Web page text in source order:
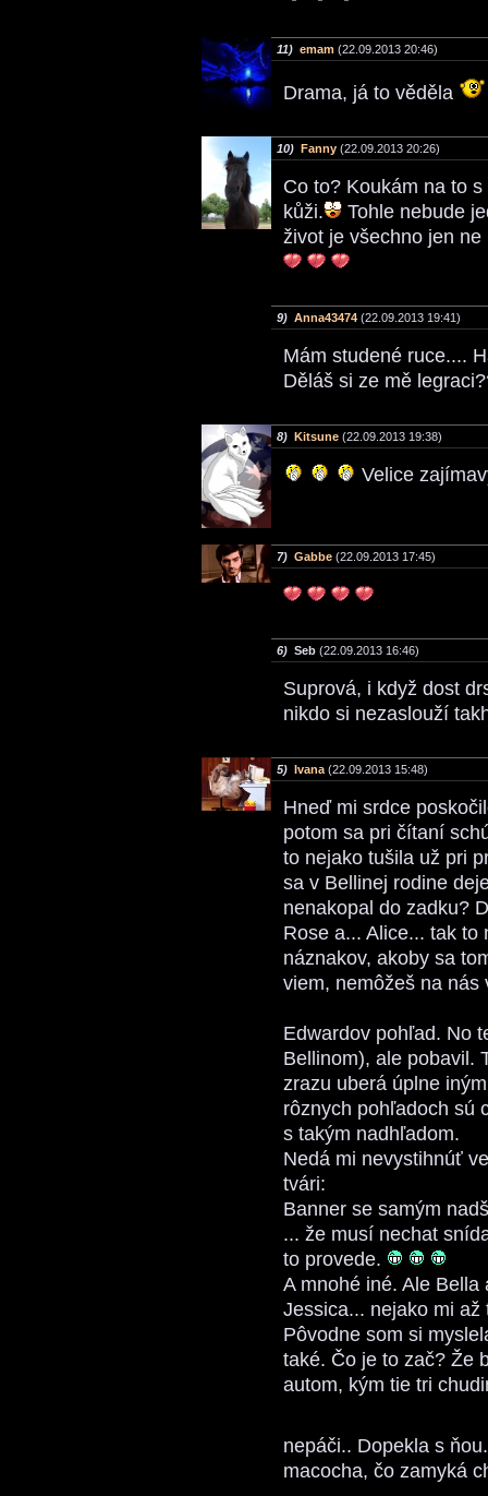
11) emam (22.09.2013 20:46)
Drama, já to věděla
10) Fanny (22.09.2013 20:26)
Co to? Koukám na to
kůži.
Tohle nebude
život je všechno jen
9) Anna43474 (22.09.2013 19:41)
Mám studené ruce....
Děláš si ze mě
8) Kitsune (22.09.2013 19:38)
Velice
7) Gabbe (22.09.2013 17:45)
6) Seb (22.09.2013 16:46)
Suprová, i když dost
nikdo si nezaslouží
5) Ivana (22.09.2013 15:48)
Hneď mi srdce
potom sa pri čítaní
to nejako tušila už pri
sa v Bellinej rodine
nenakopal do zadku?
Rose a... Alice... tak
náznakov, akoby sa
viem, nemôžeš na
Edwardov pohľad. No
Bellinom), ale pobavil.
zrazu uberá úplne
rôznych pohľadoch sú
s takým nadhľadom.
Nedá mi nevystihnúť
tvári:
Banner se samým
... že musí nechat
to provede.
A mnohé iné. Ale
Jessica... nejako mi
Pôvodne som si
také. Čo je to zač? Že
autom, kým tie tri
nepáči.. Dopekla s
macocha, čo zamyká